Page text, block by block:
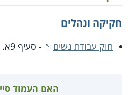
חקיקה ונהלים
חוק עבודת נשים - סעיף 9א.
האם העמוד